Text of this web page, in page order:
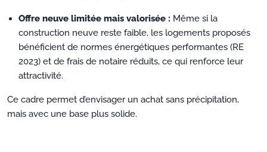
Offre neuve limitée mais valorisée : Même si la
construction neuve reste faible, les logements proposés
bénéficient de normes énergétiques performantes (RE
2023) et de frais de notaire réduits, ce qui renforce leur
attractivité.
Ce cadre permet d’envisager un achat sans précipitation,
mais avec une base plus solide.